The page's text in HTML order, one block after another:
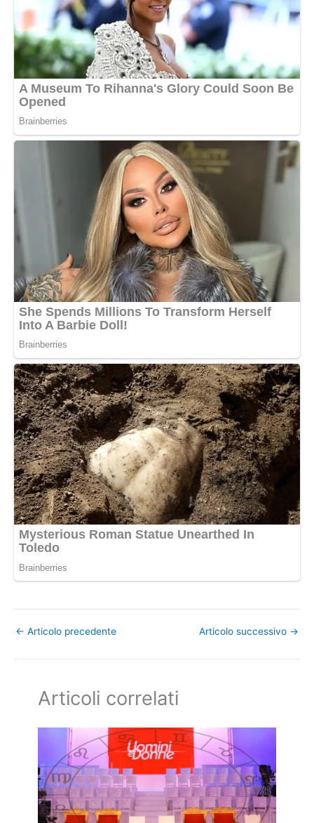
← Articolo precedente Articolo successivo →
Articoli correlati